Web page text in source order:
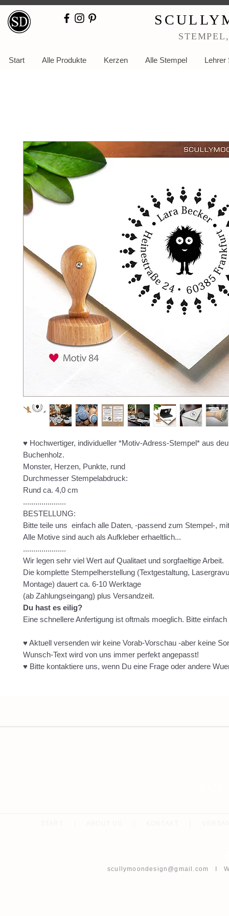
Start Alle Produkte Kerzen Alle Stempel Lehrer
♥ Hochwertiger, individueller *Motiv-Adress-Stempel* aus
Buchenholz.
Monster, Herzen, Punkte, rund
Durchmesser Stempelabdruck:
Rund ca. 4,0 cm
.....................
BESTELLUNG:
Bitte teile uns einfach alle Daten, -passend zum Stempel-,
Alle Motive sind auch als Aufkleber erhaeltlich...
.....................
Wir legen sehr viel Wert auf Qualitaet und sorgfaeltige Arbeit.
Die komplette Stempelherstellung (Textgestaltung,
Montage) dauert ca. 6-10 Werktage
(ab Zahlungseingang) plus Versandzeit.
Du hast es eilig?
Eine schnellere Anfertigung ist oftmals moeglich. Bitte
♥ Aktuell versenden wir keine Vorab-Vorschau -aber keine
Wunsch-Text wird von uns immer perfekt angepasst!
♥ Bitte kontaktiere uns, wenn Du eine Frage oder andere
scullymoondesign@gmail.com I